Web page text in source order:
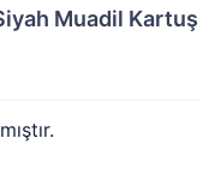
Muadil Kartuş